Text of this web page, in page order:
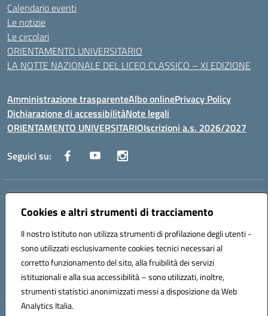
Cookies e altri strumenti di tracciamento
Il nostro Istituto non utilizza strumenti di profilazione degli utenti -
sono utilizzati esclusivamente cookies tecnici necessari al
corretto funzionamento del sito, alla fruibilità dei servizi
istituzionali e alla sua accessibilità – sono utilizzati, inoltre,
strumenti statistici anonimizzati messi a disposizione da Web
Analytics Italia.
Calendario eventi
Le notizie
Le circolari
ORIENTAMENTO UNIVERSITARIO
LA NOTTE NAZIONALE DEL LICEO CLASSICO – XI EDIZIONE
Amministrazione trasparenteAlbo onlinePrivacy Policy
Dichiarazione di accessibilitàNote legali
ORIENTAMENTO UNIVERSITARIOIscrizioni a.s. 2026/2027
Seguici su:
Indirizzo:
Centralino:0882 331218 Email:fgps210002@istruzione.it
Codice fiscale: 93071630714
Codice meccanografico:
FGPS210002
Codice unico di fatturazione (CUF): UF7W9K